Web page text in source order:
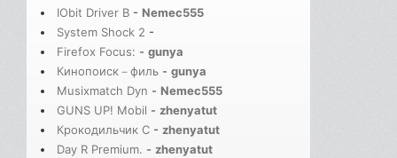
IObit Driver B - Nemec555
System Shock 2 -
Firefox Focus: - gunya
Кинопоиск－филь - gunya
Musixmatch Dyn - Nemec555
GUNS UP! Mobil - zhenyatut
Крокодильчик С - zhenyatut
Day R Premium. - zhenyatut